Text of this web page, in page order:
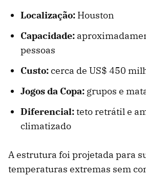
Localização: Houston
Capacidade:
pessoas
Custo:cerca de US$ 450
Jogos da Copa: grupos e
Diferencial:teto retrátil e
climatizado
A estrutura foi projetada para
temperaturas extremas sem